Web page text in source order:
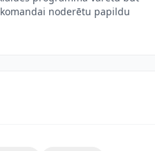
noderētu papildu